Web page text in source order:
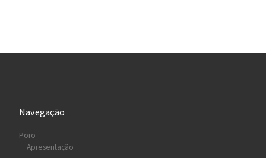
Navegação
Poro
Apresentação